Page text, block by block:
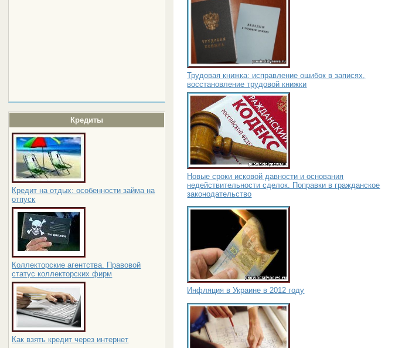
Кредиты
Кредит на отдых: особенности займа на
отпуск
Коллекторские агентства. Правовой
статус коллекторских фирм
Как взять кредит через интернет
Трудовая книжка: исправление ошибок в записях,
восстановление трудовой книжки
Новые сроки исковой давности и основания
недействительности сделок. Поправки в гражданское
законодательство
Инфляция в Украине в 2012 году